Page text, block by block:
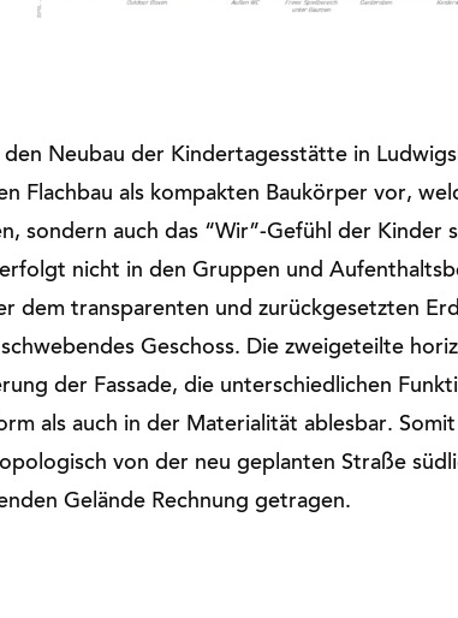
Neubau der Kindertagesstätte in
Flachbau als kompakten Baukörper vor,
sondern auch das “Wir”-Gefühl der Kinder
nicht in den Gruppen und
dem transparenten und zurückgesetzten
Geschoss. Die zweigeteilte
der Fassade, die unterschiedlichen
als auch in der Materialität ablesbar.
von der neu geplanten Straße
Gelände Rechnung getragen.